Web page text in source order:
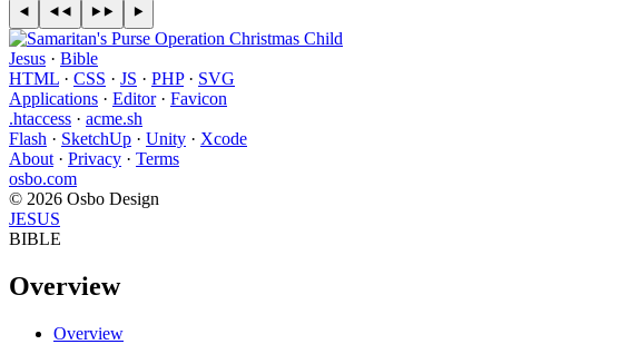
Jesus · Bible
HTML · CSS · JS · PHP· SVG
Applications · Editor· Favicon
.htaccess · acme.sh
Flash · SketchUp · Unity · Xcode
About · Privacy · Terms
osbo.com
© 2026 Osbo Design
JESUS
BIBLE
Overview
Overview